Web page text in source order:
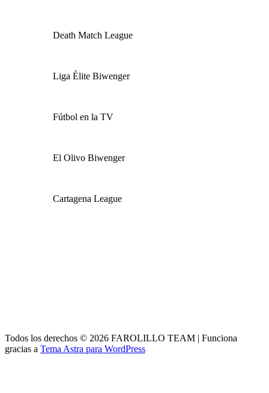
Death Match League
Liga Élite Biwenger
Fútbol en la TV
El Olivo Biwenger
Cartagena League
Todos los derechos © 2026 FAROLILLO TEAM | Funciona
gracias a Tema Astra para WordPress